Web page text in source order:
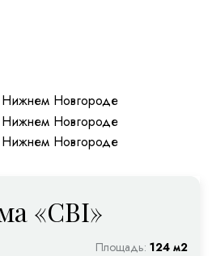
«CBI»
Площадь: 124 м2